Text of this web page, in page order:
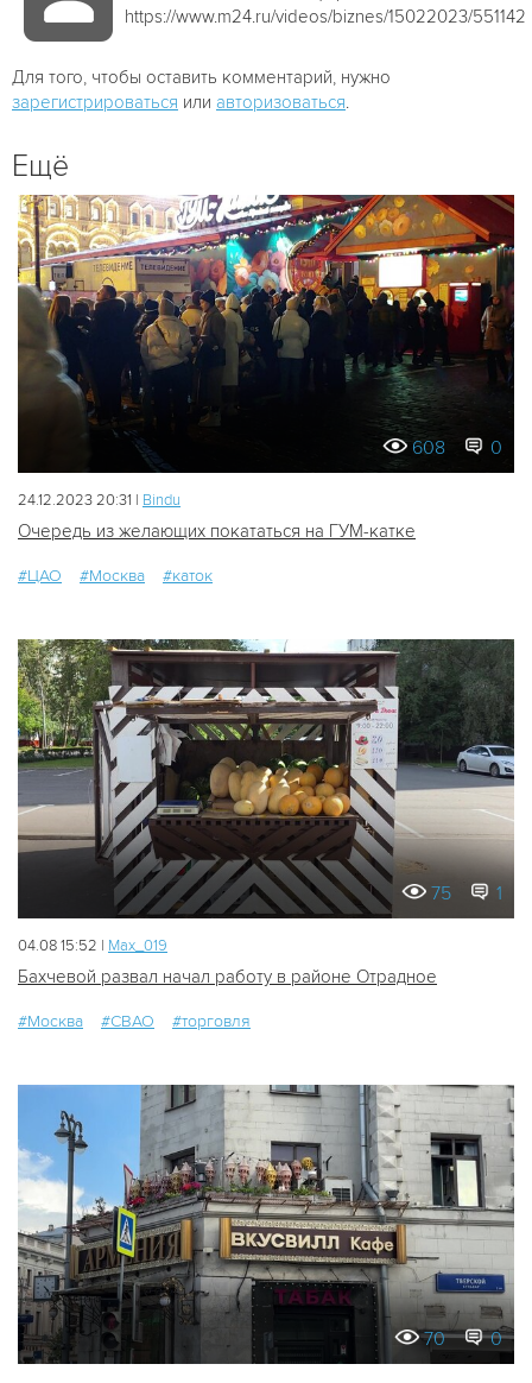
https://www.m24.ru/videos/biznes/15022023/551142
Для того, чтобы оставить комментарий, нужно
зарегистрироваться или авторизоваться
Ещё
608 0
24.12.2023 20:31 | Bindu
Очередь из желающих покататься на ГУМ-катке
#ЦАО #Москва #каток
75 1
04.08 15:52 | Мах_019
Бахчевой развал начал работу в районе Отрадное
#Москва #СВАО #торговля
70 0